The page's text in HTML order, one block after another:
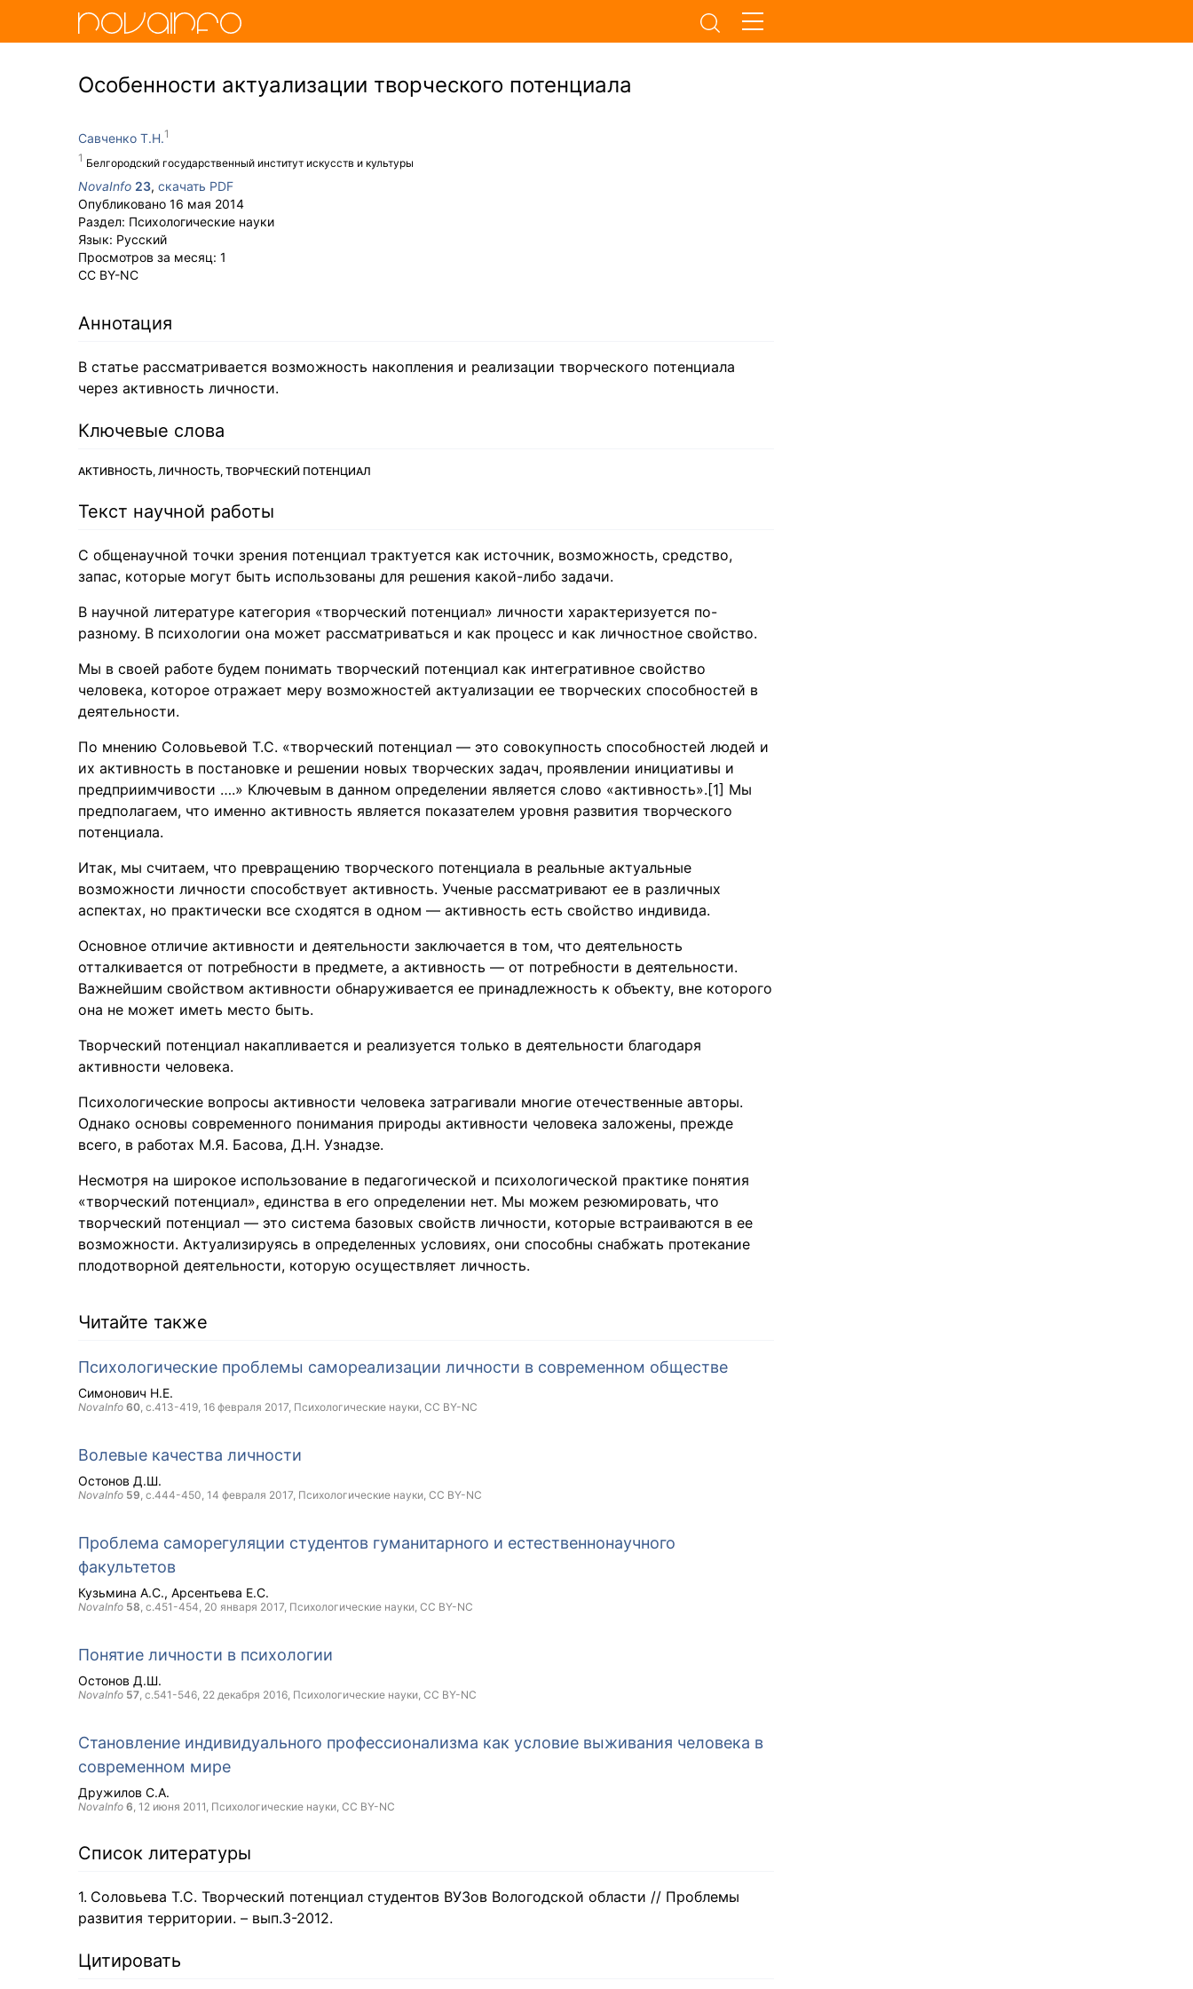
Особенности актуализации творческого потенциала
Савченко Т.Н.
Белгородский государственный институт искусств и культуры
NovaInfo 23, скачать PDF
Опубликовано 16 мая 2014
Раздел: Психологические науки
Язык: Русский
Просмотров за месяц: 1
CC BY-NC
Аннотация
В статье рассматривается возможность накопления и реализации творческого потенциала
через активность личности.
Ключевые слова
АКТИВНОСТЬ, ЛИЧНОСТЬ, ТВОРЧЕСКИЙ ПОТЕНЦИАЛ
Текст научной работы
С общенаучной точки зрения потенциал трактуется как источник, возможность, средство,
запас, которые могут быть использованы для решения какой-либо задачи.
В научной литературе категория «творческий потенциал» личности характеризуется по-
разному. В психологии она может рассматриваться и как процесс и как личностное свойство.
Мы в своей работе будем понимать творческий потенциал как интегративное свойство
человека, которое отражает меру возможностей актуализации ее творческих способностей в
деятельности.
По мнению Соловьевой Т.С. «творческий потенциал — это совокупность способностей людей и
их активность в постановке и решении новых творческих задач, проявлении инициативы и
предприимчивости ….» Ключевым в данном определении является слово «активность».[1] Мы
предполагаем, что именно активность является показателем уровня развития творческого
потенциала.
Итак, мы считаем, что превращению творческого потенциала в реальные актуальные
возможности личности способствует активность. Ученые рассматривают ее в различных
аспектах, но практически все сходятся в одном — активность есть свойство индивида.
Основное отличие активности и деятельности заключается в том, что деятельность
отталкивается от потребности в предмете, а активность — от потребности в деятельности.
Важнейшим свойством активности обнаруживается ее принадлежность к объекту, вне которого
она не может иметь место быть.
Творческий потенциал накапливается и реализуется только в деятельности благодаря
активности человека.
Психологические вопросы активности человека затрагивали многие отечественные авторы.
Однако основы современного понимания природы активности человека заложены, прежде
всего, в работах М.Я. Басова, Д.Н. Узнадзе.
Несмотря на широкое использование в педагогической и психологической практике понятия
«творческий потенциал», единства в его определении нет. Мы можем резюмировать, что
творческий потенциал — это система базовых свойств личности, которые встраиваются в ее
возможности. Актуализируясь в определенных условиях, они способны снабжать протекание
плодотворной деятельности, которую осуществляет личность.
Читайте также
Психологические проблемы самореализации личности в современном обществе
Симонович Н.Е.
NovaInfo 60, с.413-419, 16 февраля 2017, Психологические науки, CC BY-NC
Волевые качества личности
Остонов Д.Ш.
NovaInfo 59, с.444-450, 14 февраля 2017, Психологические науки, CC BY-NC
Проблема саморегуляции студентов гуманитарного и естественнонаучного
факультетов
Кузьмина А.С. Арсентьева Е.С.
NovaInfo 58, с.451-454, 20 января 2017, Психологические науки, CC BY-NC
Понятие личности в психологии
Остонов Д.Ш.
NovaInfo 57, с.541-546, 22 декабря 2016, Психологические науки, CC BY-NC
Становление индивидуального профессионализма как условие выживания человека в
современном мире
Дружилов С.А.
NovaInfo 6, 12 июня 2011, Психологические науки, CC BY-NC
Список литературы
Соловьева Т.С. Творческий потенциал студентов ВУЗов Вологодской области // Проблемы
развития территории. – вып.3-2012.
Цитировать